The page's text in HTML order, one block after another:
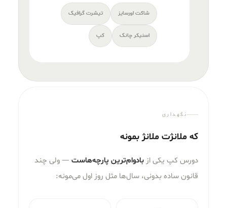
شاکت اورسایز تیشرت گرافیک
اسنیکر چانک کپ
نگهداری
که ملانژت ملانژ بمونه
دورس کپ یکی از بادوام‌ترین پارچه‌هاست — ولی چند
قانون ساده بدونی، سال‌ها مثل روز اول می‌مونه: